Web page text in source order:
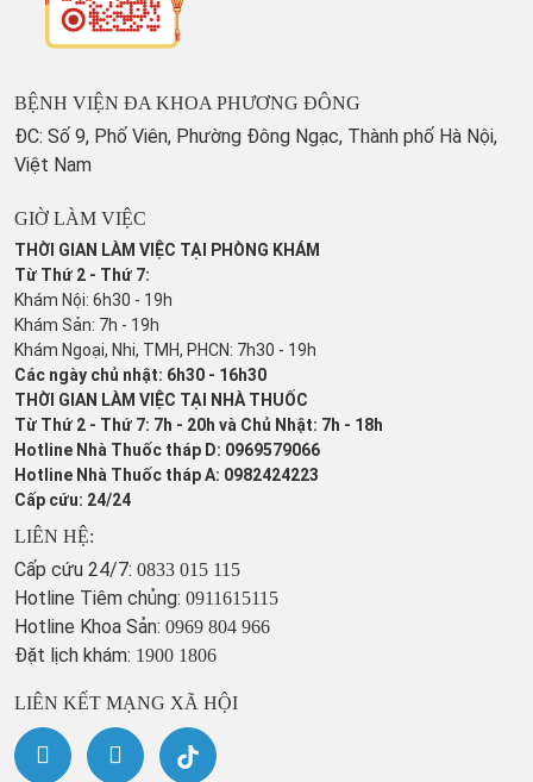
BỆNH VIỆN ĐA KHOA PHƯƠNG ĐÔNG
ĐC: Số 9, Phố Viên, Phường Đông Ngạc, Thành phố Hà Nội,
Việt Nam
GIỜ LÀM VIỆC
THỜI GIAN LÀM VIỆC TẠI PHÒNG KHÁM
Từ Thứ 2 - Thứ 7:
Khám Nội: 6h30 - 19h
Khám Sản: 7h - 19h
Khám Ngoại, Nhi, TMH, PHCN: 7h30 - 19h
Các ngày chủ nhật: 6h30 - 16h30
THỜI GIAN LÀM VIỆC TẠI NHÀ THUỐC
Từ Thứ 2 - Thứ 7: 7h - 20h và Chủ Nhật: 7h - 18h
Hotline Nhà Thuốc tháp D: 0969579066
Hotline Nhà Thuốc tháp A: 0982424223
Cấp cứu: 24/24
LIÊN HỆ:
Cấp cứu 24/7: 0833 015 115
Hotline Tiêm chủng: 0911615115
Hotline Khoa Sản: 0969 804 966
Đặt lịch khám: 1900 1806
LIÊN KẾT MẠNG XÃ HỘI